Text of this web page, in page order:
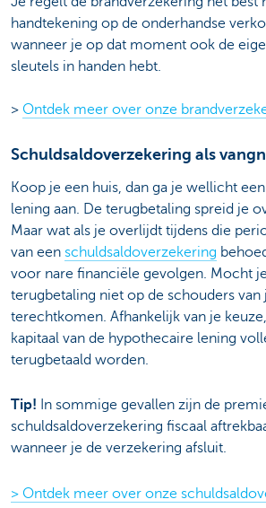
handtekening op de onderhandse
wanneer je op dat moment ook de
sleutels in handen hebt.
> Ontdek meer over onze
Schuldsaldoverzekering als
Koop je een huis, dan ga je wellicht
lening aan. De terugbetaling spreid je
Maar wat als je overlijdt tijdens die
van een schuldsaldoverzekering
voor nare financiële gevolgen. Mocht
terugbetaling niet op de schouders van
terechtkomen. Afhankelijk van je
kapitaal van de hypothecaire lening
terugbetaald worden.
Tip! In sommige gevallen zijn de
schuldsaldoverzekering fiscaal
wanneer je de verzekering afsluit.
> Ontdek meer over onze